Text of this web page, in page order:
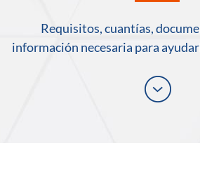
Requisitos, cuantías,
información necesaria para